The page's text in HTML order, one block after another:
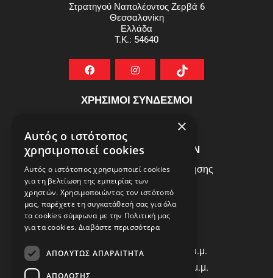
Στρατηγού Ναπολέοντος Ζερβά 6
Θεσσαλονίκη
Ελλάδα
T.K.: 54640
ΧΡΗΣΙΜΟΙ ΣΥΝΔΕΣΜΟΙ
ΕΞΥΠΗΡΕΤΗΣΗ ΠΕΛΑΤΩΝ
Πολιτική Δεδομένων - Όροι Χρήσης
Πολιτική Επιστροφών
Όροι Χρήσης
ΩΡΑΡΙΟ ΛΕΙΤΟΥΡΓΙΑΣ
Δ | Τ | Τ | Π: 8:00 π.μ. - 18:00 μ.μ.
Παρασκευή: 8:00 π.μ. - 14:00 μ.μ.
×
Αυτός ο ιστότοπος
χρησιμοποιεί cookies
Αυτός ο ιστότοπος χρησιμοποιεί cookies
για τη βελτίωση της εμπειρίας των
χρηστών. Χρησιμοποιώντας τον ιστότοπό
μας, παρέχετε τη συγκατάθεσή σας για όλα
τα cookies σύμφωνα με την Πολιτική μας
για τα cookies. Διαβάστε περισσότερα
ΑΠΟΛΎΤΩΣ ΑΠΑΡΑΊΤΗΤΑ
ΑΠΌΔΟΣΗΣ